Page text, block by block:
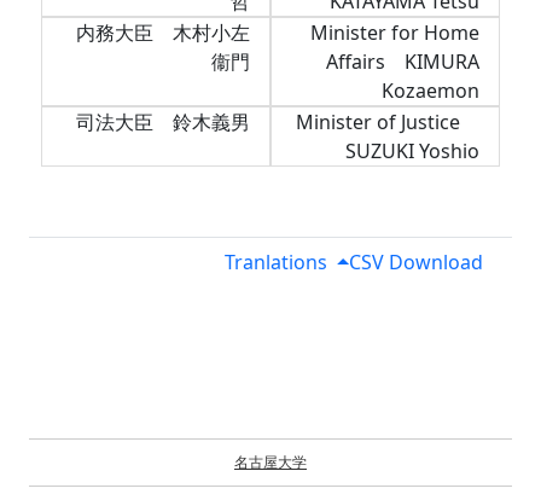
内務大臣 木村小左
衞門
Minister for Home
Affairs KIMURA
Kozaemon
司法大臣 鈴木義男
Minister of Justice
SUZUKI Yoshio
Tranlations CSV Download
名古屋大学